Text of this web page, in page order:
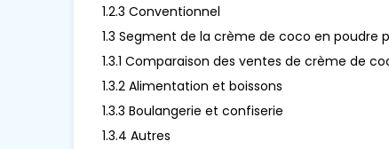
1.2.3 Conventionnel
1.3 Segment de la crème de coco en poudre
1.3.1 Comparaison des ventes de crème de
1.3.2 Alimentation et boissons
1.3.3 Boulangerie et confiserie
1.3.4 Autres